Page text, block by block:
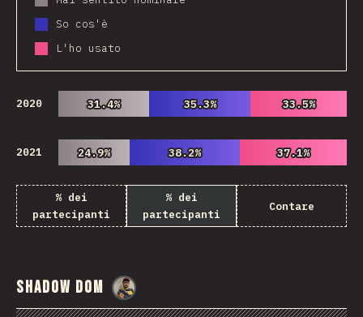
So cos'è
L'ho usato
2020 31.4%
31.4% 35.3%
35.3% 33.5%
33.5%
2021 24.9%
24.9% 38.2%
38.2% 37.1%
37.1%
% dei
partecipanti
% dei
partecipanti
Contare
Shadow DOM